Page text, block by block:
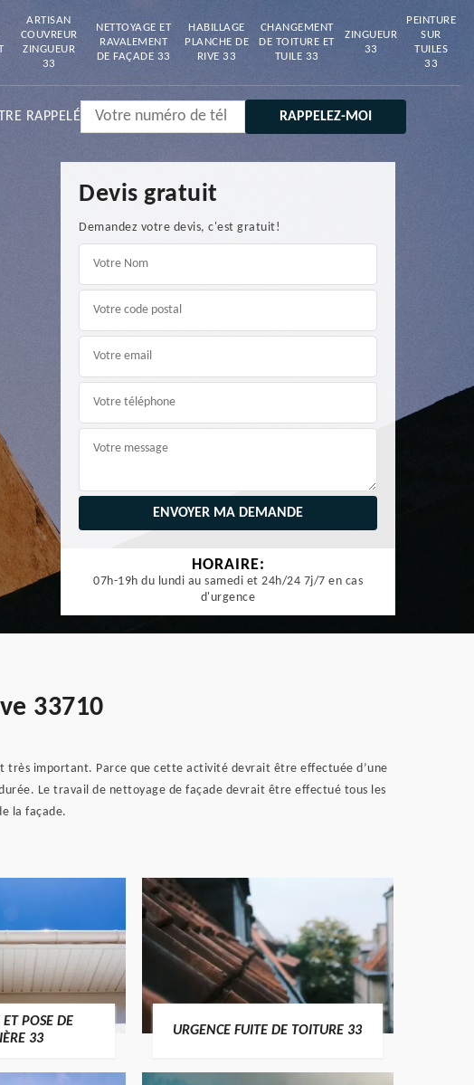
ARTISAN
COUVREUR
ZINGUEUR
33
NETTOYAGE ET
RAVALEMENT
DE FAÇADE 33
HABILLAGE
PLANCHE DE
RIVE 33
CHANGEMENT
DE TOITURE ET
TUILE 33
ZINGUEUR
33
PEINTURE
SUR
TUILES
33
RAPPELÉ
Devis gratuit
Demandez votre devis, c'est gratuit!
HORAIRE:
07h-19h du lundi au samedi et 24h/24 7j/7 en cas
d'urgence
33710
très important. Parce que cette activité devrait être effectuée d’une
Le travail de nettoyage de façade devrait être effectué tous les
la façade.
POSE DE
33
URGENCE FUITE DE TOITURE 33